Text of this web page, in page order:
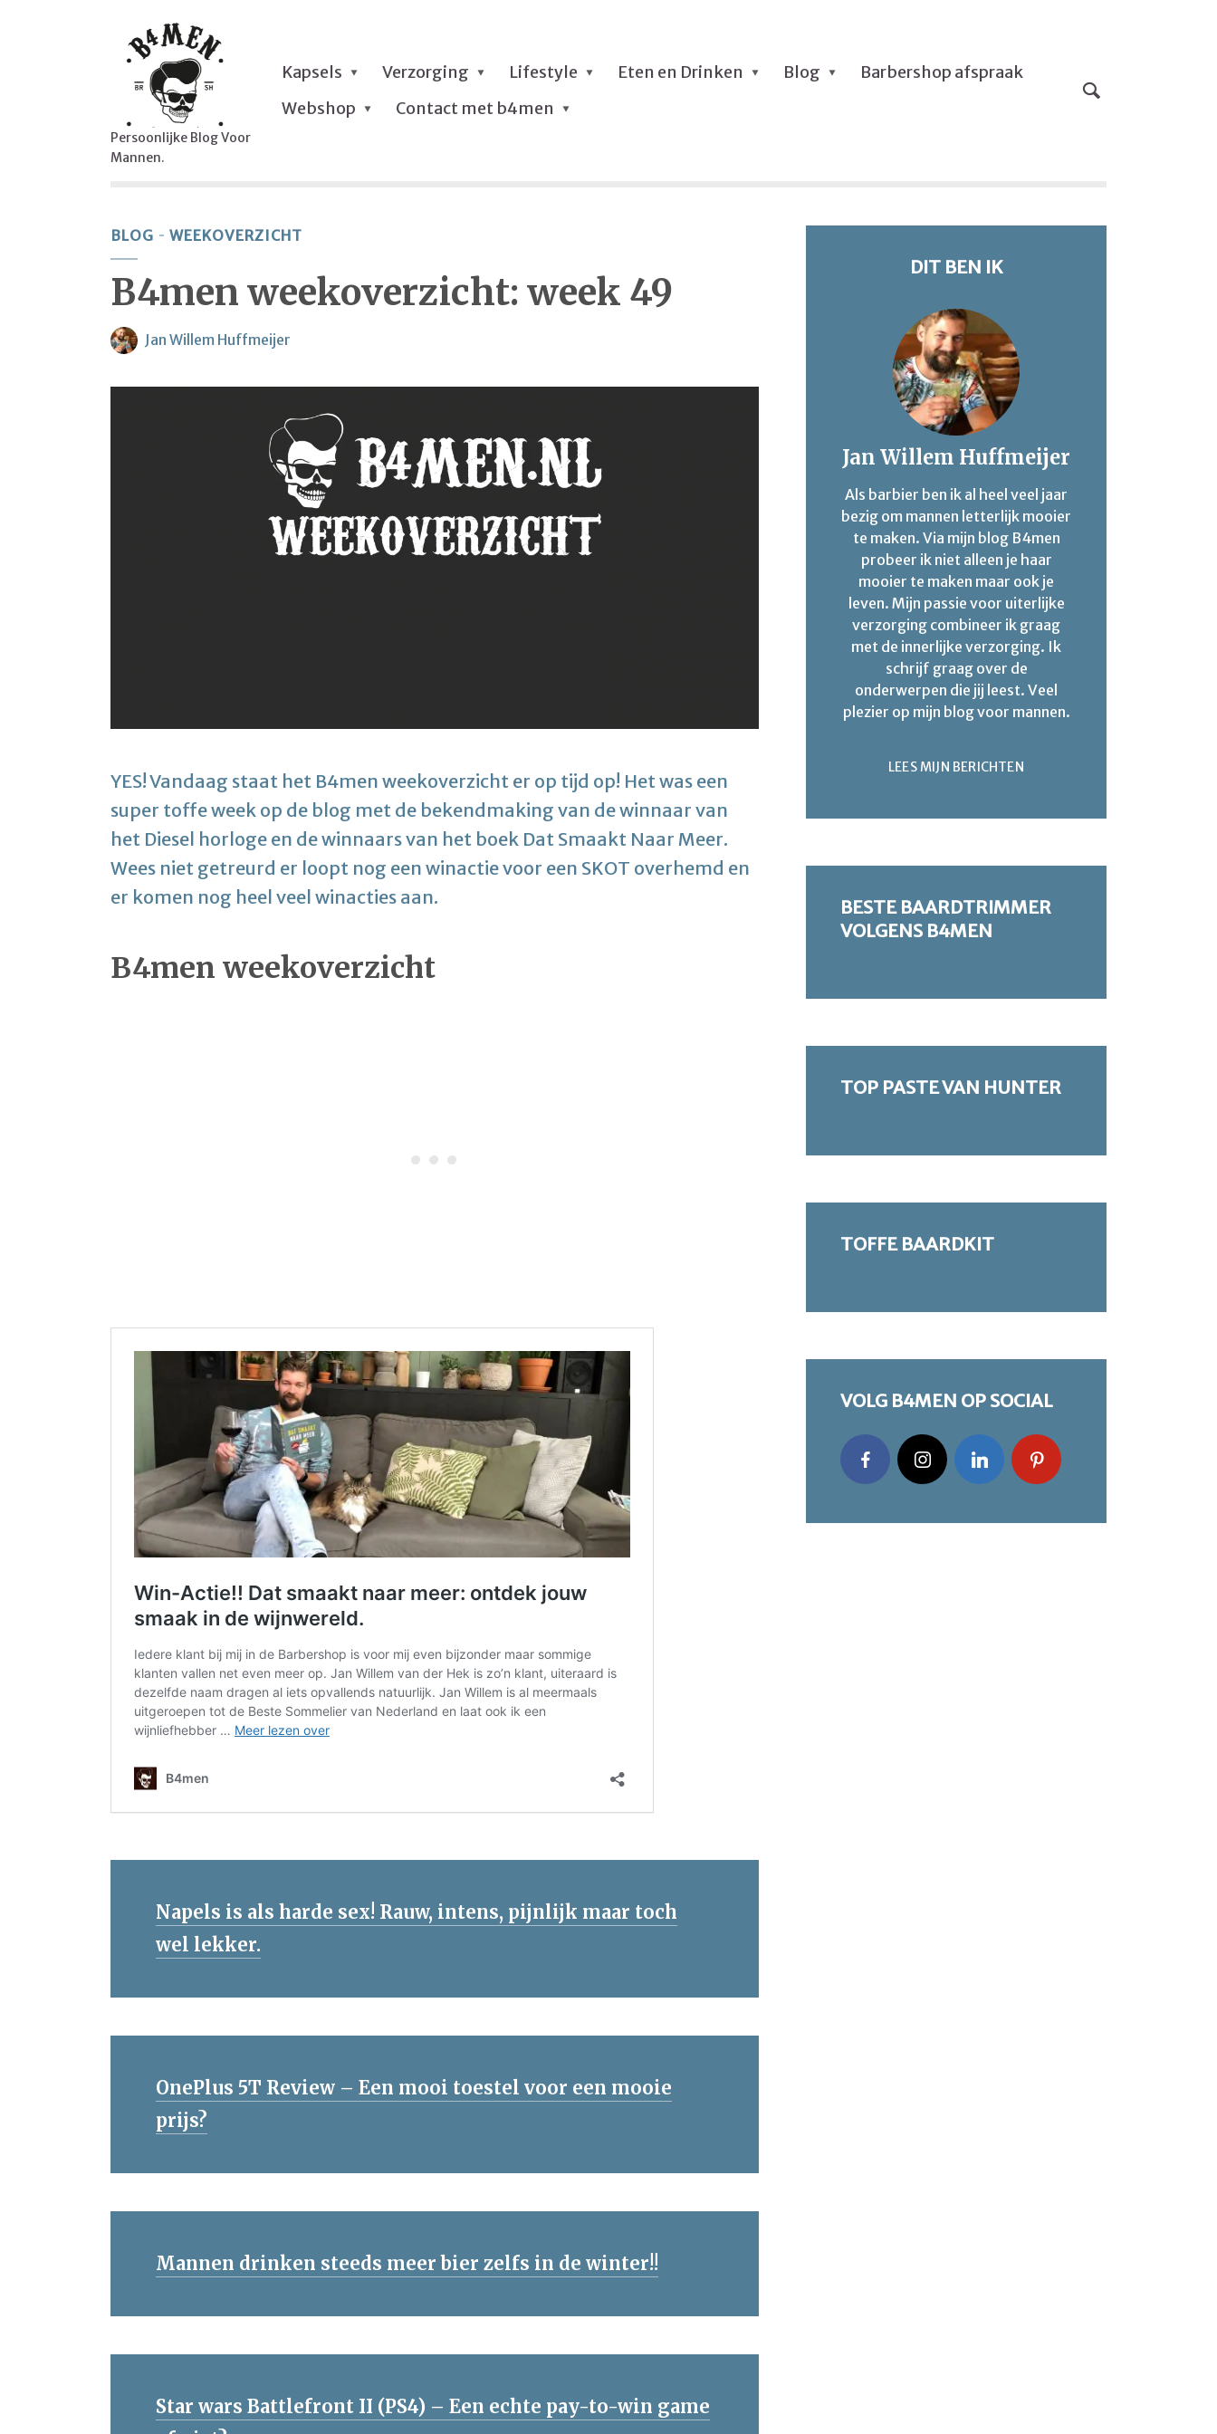
Persoonlijke Blog Voor
Mannen.
Kapsels Verzorging Lifestyle Eten en Drinken Blog
Barbershop afspraak
Webshop
Contact met b4men
BLOG WEEKOVERZICHT
B4men weekoverzicht: week 49
Jan Willem Huffmeijer
YES! Vandaag staat het B4men weekoverzicht er op tijd op! Het was een
super toffe week op de blog met de bekendmaking van de winnaar van
het Diesel horloge en de winnaars van het boek Dat Smaakt Naar Meer.
Wees niet getreurd er loopt nog een winactie voor een SKOT overhemd en
er komen nog heel veel winacties aan.
B4men weekoverzicht
Napels is als harde sex! Rauw, intens, pijnlijk maar toch
wel lekker.
OnePlus 5T Review – Een mooi toestel voor een mooie
prijs?
Mannen drinken steeds meer bier zelfs in de winter!!
Star wars Battlefront II (PS4) – Een echte pay-to-win game
DIT BEN IK
Jan Willem Huffmeijer
Als barbier ben ik al heel veel jaar
bezig om mannen letterlijk mooier
te maken. Via mijn blog B4men
probeer ik niet alleen je haar
mooier te maken maar ook je
leven. Mijn passie voor uiterlijke
verzorging combineer ik graag
met de innerlijke verzorging. Ik
schrijf graag over de
onderwerpen die jij leest. Veel
plezier op mijn blog voor mannen.
LEES MIJN BERICHTEN
BESTE BAARDTRIMMER
VOLGENS B4MEN
TOP PASTE VAN HUNTER
TOFFE BAARDKIT
VOLG B4MEN OP SOCIAL